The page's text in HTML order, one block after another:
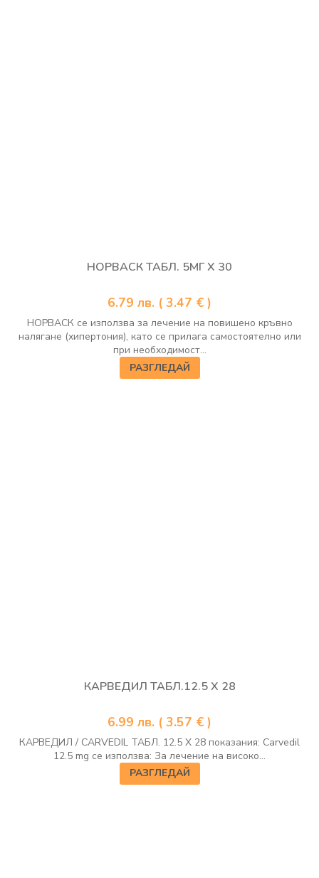
НОРВАСК ТАБЛ. 5МГ Х 30
6.79 лв. ( 3.47 € )
НОРВАСК се използва за лечение на повишено кръвно
налягане (хипертония), като се прилага самостоятелно или
при необходимост...
РАЗГЛЕДАЙ
КАРВЕДИЛ ТАБЛ.12.5 Х 28
6.99 лв. ( 3.57 € )
КАРВЕДИЛ / CARVEDIL ТАБЛ. 12.5 Х 28 показания: Carvedil
12.5 mg се използва: За лечение на високо...
РАЗГЛЕДАЙ